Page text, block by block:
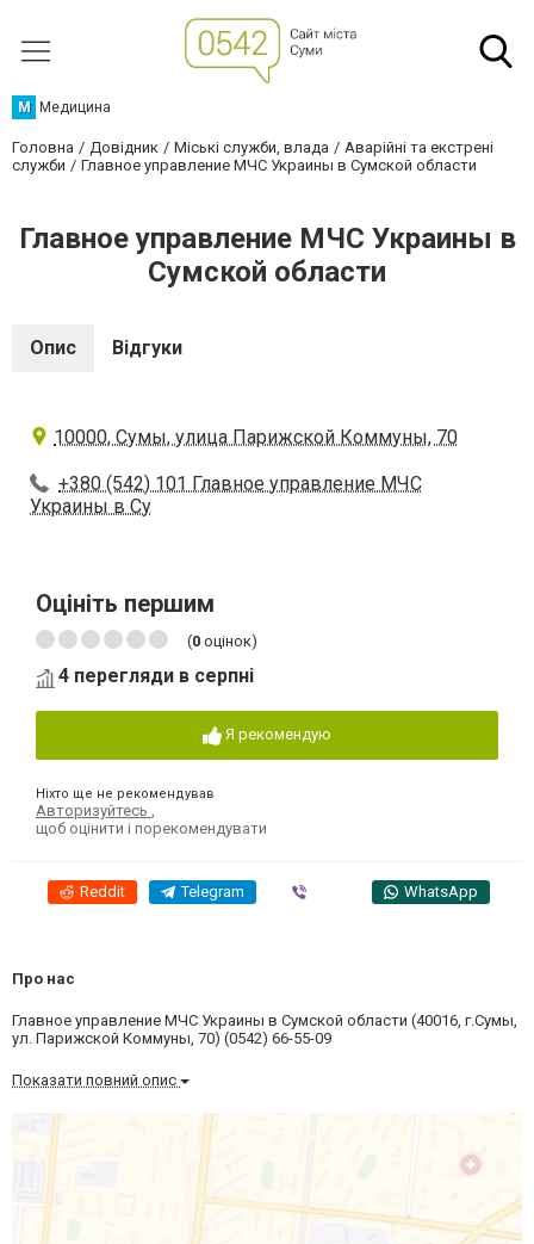
М Медицина
Головна Довідник Міські служби, влада
Аварійні та екстрені
служби
Главное управление МЧС Украины в Сумской области
Главное управление МЧС Украины в
Сумской области
Опис Відгуки
10000, Сумы, улица Парижской Коммуны, 70
+380 (542) 101 Главное управление МЧС
Украины в Су
Оцініть першим
(0 оцінок)
4 перегляди в серпні
Я рекомендую
Ніхто ще не рекомендував
Авторизуйтесь
щоб оцінити і порекомендувати
Reddit Telegram WhatsApp
Про нас
Главное управление МЧС Украины в Сумской области (40016, г.Сумы,
ул. Парижской Коммуны, 70) (0542) 66-55-09
Показати повний опис